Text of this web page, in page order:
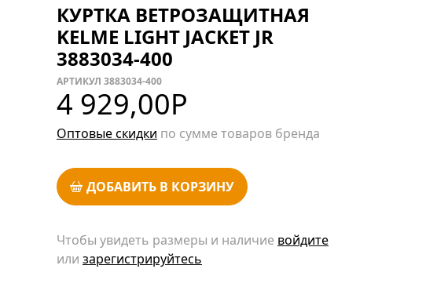
КУРТКА ВЕТРОЗАЩИТНАЯ
KELME LIGHT JACKET JR
3883034-400
АРТИКУЛ 3883034-400
4 929,00Р
Оптовые скидки по сумме товаров бренда
ДОБАВИТЬ В КОРЗИНУ
Чтобы увидеть размеры и наличие войдите
или зарегистрируйтесь